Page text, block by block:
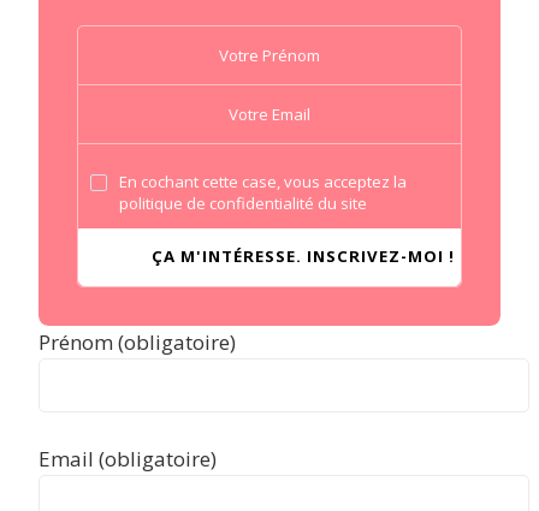
En cochant cette case, vous acceptez la
politique de confidentialité du site
Prénom (obligatoire)
Email (obligatoire)